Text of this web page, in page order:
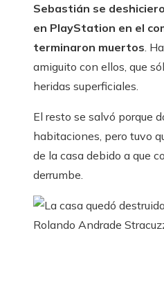
Sebastián se
en PlayStation en el
terminaron muertos .
amiguito con ellos, que
heridas superficiales.
El resto se salvó porque
habitaciones, pero tuvo
de la casa debido a que
derrumbe.